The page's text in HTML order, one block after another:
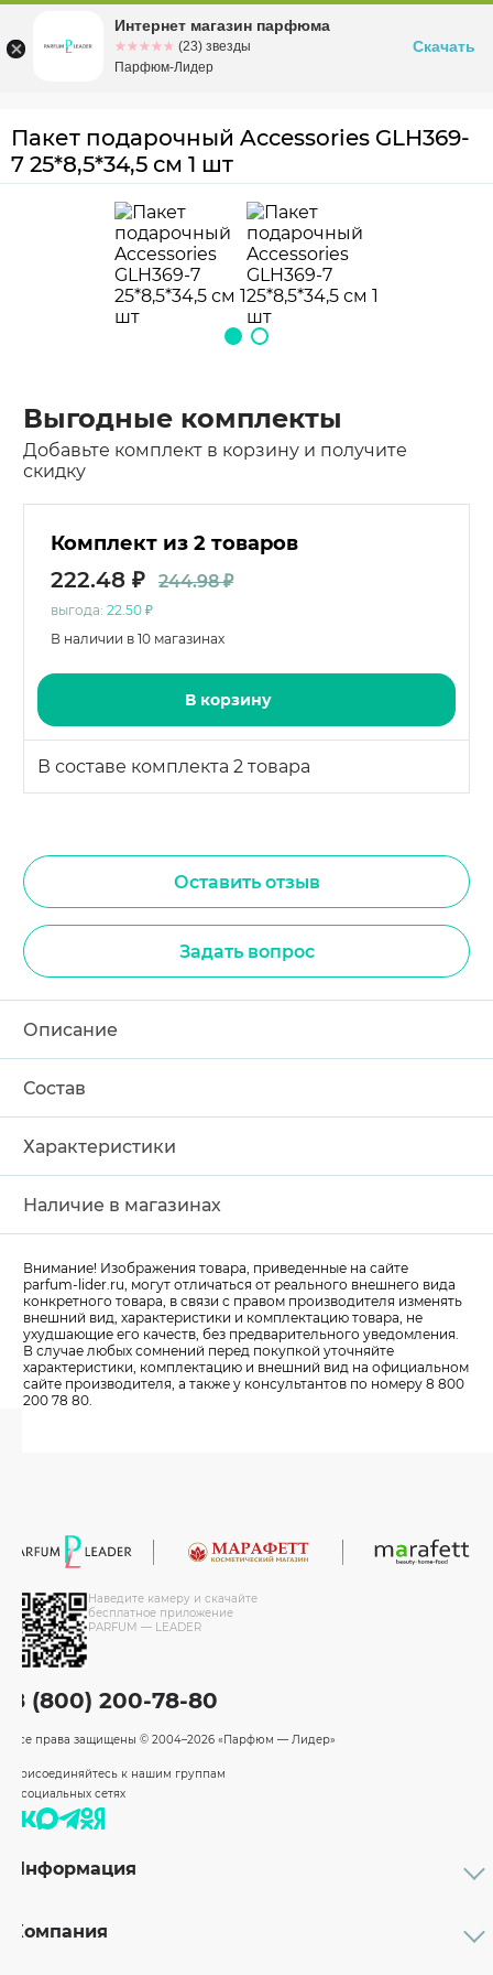
Омскул. Заозерная, 11, к. 1
Пакет подарочный Accessories GLH369-
7 25*8,5*34,5 см 1 шт
Выгодные комплекты
Добавьте комплект в корзину и получите
скидку
В составе комплекта 2 товара
Комплект из 2 товаров
222.48 ₽ 244.98 ₽
выгода: 22.50 ₽
В наличии в 10 магазинах
В корзину
Оставить отзыв
Задать вопрос
Описание
Состав
Характеристики
Наличие в магазинах
Внимание! Изображения товара, приведенные на сайте
parfum-lider.ru, могут отличаться от реального внешнего вида
конкретного товара, в связи с правом производителя изменять
внешний вид, характеристики и комплектацию товара, не
ухудшающие его качеств, без предварительного уведомления.
В случае любых сомнений перед покупкой уточняйте
характеристики, комплектацию и внешний вид на официальном
сайте производителя, а также у консультантов по номеру 8 800
200 78 80.
Наведите камеру и скачайте
бесплатное приложение
PARFUM — LEADER
8 (800) 200-78-80
Все права защищены © 2004–2026 «Парфюм — Лидер»
Присоединяйтесь к нашим группам
в социальных сетях
Информация
Бренды
Компания
Интернет магазин парфюма
☆☆☆☆☆
★★★★★ (23) звезды
Парфюм-Лидер
Скачать